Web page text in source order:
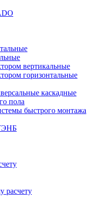
вертикальные
горизонтальные
каскадные
пола
быстрого монтажа
расчету